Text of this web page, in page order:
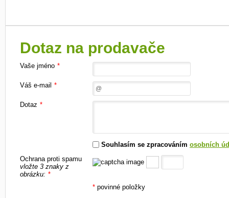
Dotaz na prodavače
Vaše jméno *
Váš e-mail *
Dotaz *
Souhlasím se zpracováním osobních
Ochrana proti spamu
vložte 3 znaky z
obrázku: *
* povinné položky